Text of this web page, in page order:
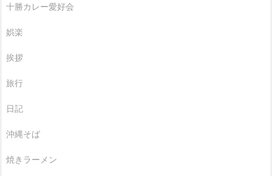
十勝カレー愛好会
娯楽
挨拶
旅行
日記
沖縄そば
焼きラーメン